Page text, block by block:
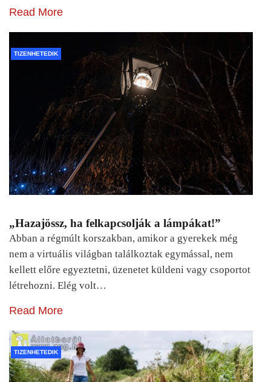
Read More
TIZENHETEDIK
„Hazajössz, ha felkapcsolják a lámpákat!”
Abban a régmúlt korszakban, amikor a gyerekek még
nem a virtuális világban találkoztak egymással, nem
kellett előre egyeztetni, üzenetet küldeni vagy csoportot
létrehozni. Elég volt…
Read More
TIZENHETEDIK